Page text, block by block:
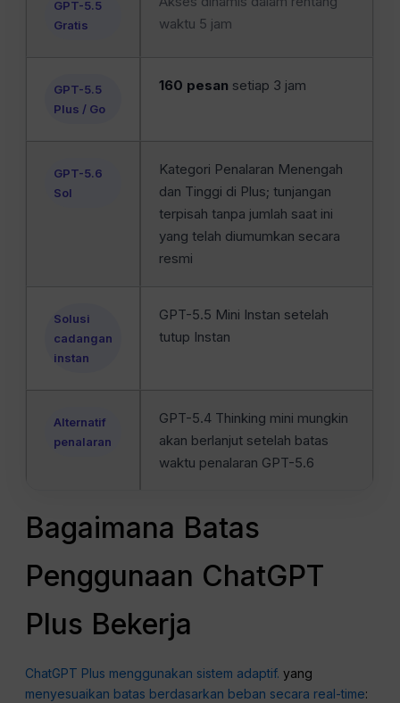
GPT-5.5
Gratis
waktu 5 jam
GPT-5.5
Plus / Go
160 pesan setiap 3 jam
GPT-5.6
Sol
Kategori Penalaran Menengah
dan Tinggi di Plus; tunjangan
terpisah tanpa jumlah saat ini
yang telah diumumkan secara
resmi
Solusi
cadangan
instan
GPT-5.5 Mini Instan setelah
tutup Instan
Alternatif
penalaran
GPT-5.4 Thinking mini mungkin
akan berlanjut setelah batas
waktu penalaran GPT-5.6
Bagaimana Batas
Penggunaan ChatGPT
Plus Bekerja
ChatGPT Plus menggunakan sistem adaptif. yang
menyesuaikan batas berdasarkan beban secara real-time: